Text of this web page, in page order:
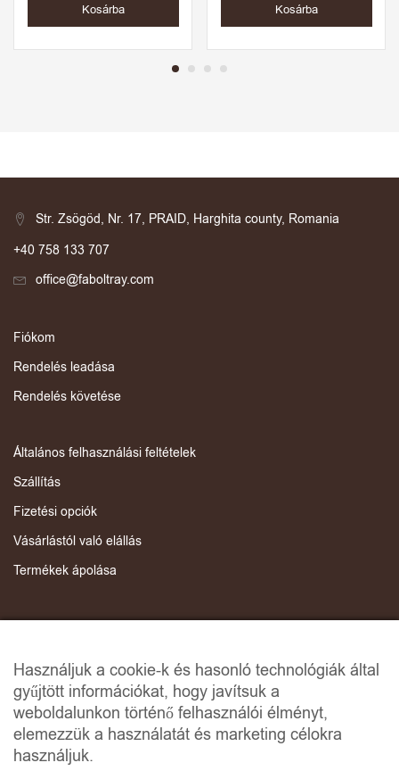
Kosárba Kosárba
Str. Zsögöd, Nr. 17, PRAID, Harghita county, Romania
+40 758 133 707
office@faboltray.com
Fiókom
Rendelés leadása
Rendelés követése
Általános felhasználási feltételek
Szállítás
Fizetési opciók
Vásárlástól való elállás
Termékek ápolása
Adatvédelmi irányelvek
ANCP
Online Dispute Resolution
Használjuk a cookie-k és hasonló technológiák által
gyűjtött információkat, hogy javítsuk a
weboldalunkon történő felhasználói élményt,
elemezzük a használatát és marketing célokra
használjuk.